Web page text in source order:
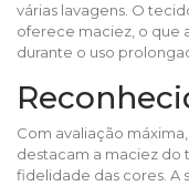
várias lavagens. O
oferece maciez, o que
durante o uso
Com avaliação
destacam a maciez do
fidelidade das cores. A